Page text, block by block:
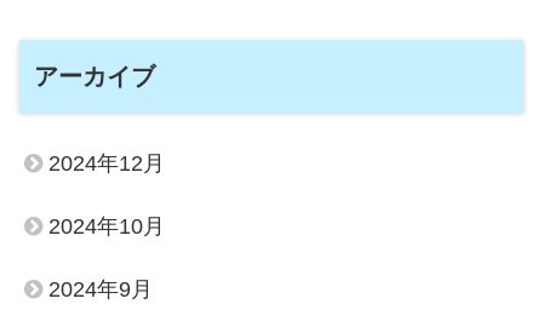
アーカイブ
2024年12月
2024年10月
2024年9月